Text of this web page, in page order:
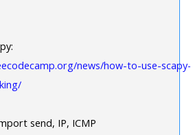
news/how-to-use-scapy-
send, IP, ICMP